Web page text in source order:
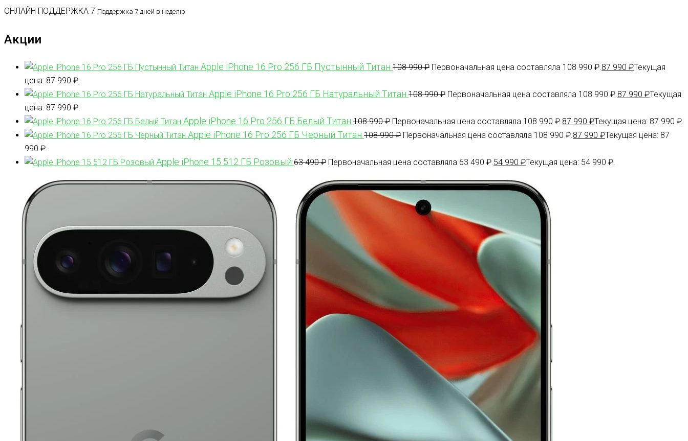
ОНЛАЙН ПОДДЕРЖКА 7 Поддержка 7 дней в неделю
Акции
Apple iPhone 16 Pro 256 ГБ Пустынный Титан 108 990₽ Первоначальная цена составляла 108 990 ₽. 87 990 ₽Текущая
цена: 87 990 ₽.
Apple iPhone 16 Pro 256 ГБ Натуральный Титан 108 990₽ Первоначальная цена составляла 108 990 ₽. 87 990 ₽Текущая
цена: 87 990 ₽.
Apple iPhone 16 Pro 256 ГБ Белый Титан 108 990₽ Первоначальная цена составляла 108 990 ₽. 87 990 ₽Текущая цена: 87 990 ₽.
Apple iPhone 16 Pro 256 ГБ Черный Титан 108 990₽ Первоначальная цена составляла 108 990 ₽. 87 990 ₽Текущая цена: 87
990 ₽.
Apple iPhone 15 512 ГБ Розовый 63 490₽ Первоначальная цена составляла 63 490 ₽. 54 990 ₽Текущая цена: 54 990 ₽.